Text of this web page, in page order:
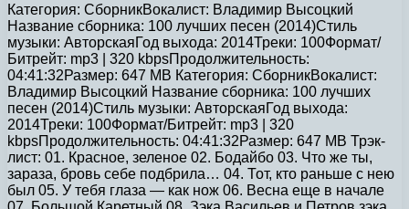
Категория: СборникВокалист: Владимир Высоцкий
Название сборника: 100 лучших песен (2014)Стиль
музыки: АвторскаяГод выхода: 2014Треки: 100Формат/
Битрейт: mp3 | 320 kbpsПродолжительность:
04:41:32Размер: 647 MB Категория: СборникВокалист:
Владимир Высоцкий Название сборника: 100 лучших
песен (2014)Стиль музыки: АвторскаяГод выхода:
2014Треки: 100Формат/Битрейт: mp3 | 320
kbpsПродолжительность: 04:41:32Размер: 647 MB Трэк-
лист: 01. Красное, зеленое 02. Бодайбо 03. Что же ты,
зараза, бровь себе подбрила… 04. Тот, кто раньше с нею
был 05. У тебя глаза — как нож 06. Весна еще в начале